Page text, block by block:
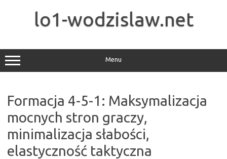
lo1-wodzislaw.net
Menu
Formacja 4-5-1: Maksymalizacja
mocnych stron graczy,
minimalizacja słabości,
elastyczność taktyczna